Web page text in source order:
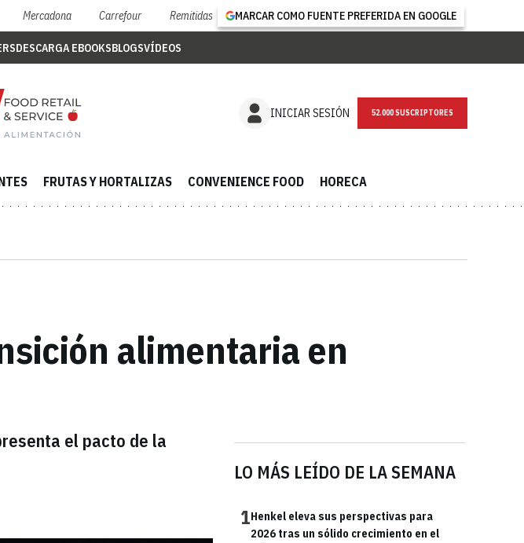
Mercadona Carrefour Remitidas MARCAR COMO FUENTE PREFERIDA EN GOOGLE
DESCARGA EBOOKSBLOGSVÍDEOS
INICIAR SESIÓN NEWSLETTER
FRUTAS Y HORTALIZAS CONVENIENCE FOOD HORECA
alimentaria en
el pacto de la
LO MÁS LEÍDO DE LA SEMANA
1Henkel eleva sus perspectivas para
2026 tras un sólido crecimiento en el